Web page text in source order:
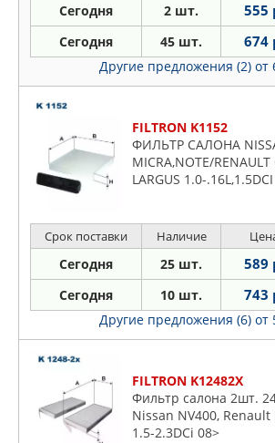
Сегодня 2 шт. 555
Сегодня 45 шт. 674
Другие предложения (2) от
FILTRON K1152
ФИЛЬТР САЛОНА
MICRA,NOTE/
LARGUS 1.0-
Срок поставки Наличие
Сегодня 25 шт. 589
Сегодня 10 шт. 743
Другие предложения (6) от
FILTRON K12482X
Фильтр салона 2шт.
Nissan NV400,
1.5-2.3DCi 08>